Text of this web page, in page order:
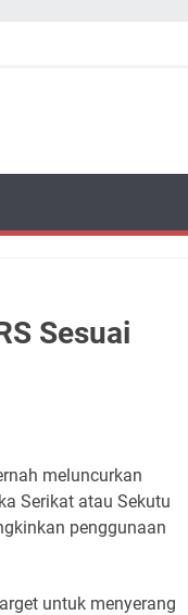
Sesuai
meluncurkan
Serikat atau Sekutu
penggunaan
untuk menyerang